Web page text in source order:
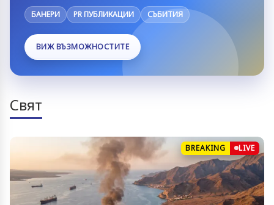
БАНЕРИ PR ПУБЛИКАЦИИ СЪБИТИЯ
ВИЖ ВЪЗМОЖНОСТИТЕ
Свят
BREAKING LIVE